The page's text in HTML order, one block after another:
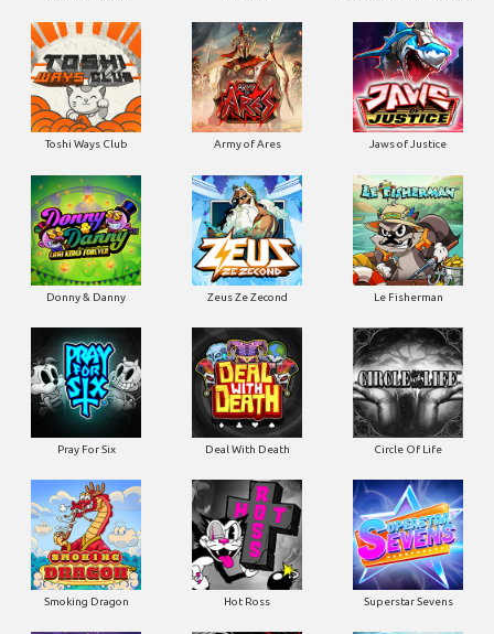
Toshi Ways Club Army of Ares Jaws of Justice
Donny & Danny Zeus Ze Zecond Le Fisherman
Pray For Six Deal With Death Circle Of Life
Smoking Dragon Hot Ross Superstar Sevens